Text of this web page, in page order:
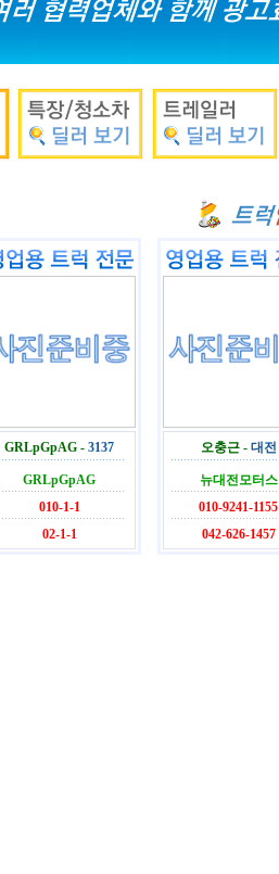
GRLpGpAG - 3137
GRLpGpAG
010-1-1
02-1-1
오충근 - 대전
뉴대전모터스
010-9241-1155
042-626-1457